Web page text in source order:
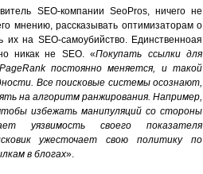
SEO-компании SeoPros, ничего не
мнению, рассказывать оптимизаторам о
на SEO-самоубийство. Единственноая
никак не SEO. «Покупать ссылки для
постоянно меняется, и такой
Все поисковые системы осознают,
на алгоритм ранжирования. Например,
избежать манипуляций со стороны
уязвимость своего показателя
ужесточает свою политику по
в блогах».